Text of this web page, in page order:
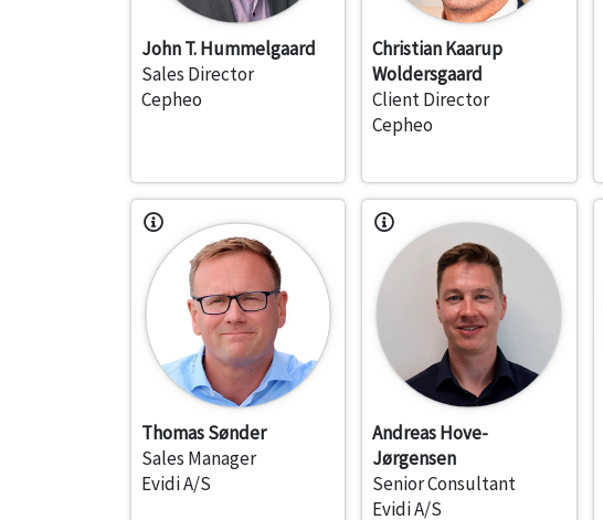
John T. Hummelgaard
Sales Director
Cepheo
Christian Kaarup
Woldersgaard
Client Director
Cepheo
Thomas Sønder
Sales Manager
Evidi A/S
Andreas Hove-
Jørgensen
Senior Consultant
Evidi A/S